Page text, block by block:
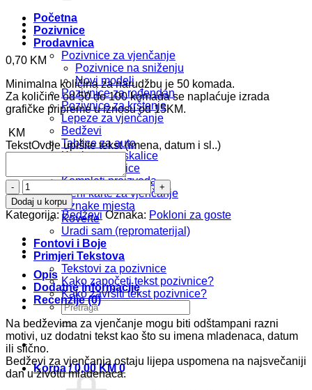
Početna
Pozivnice
Prodavnica
Pozivnice za vjenčanje
Pozivnice na sniženju
Novi modeli
Pozivnice za rođendan
Pozivnice za krštenje
Lepeze za vjenčanje
Bedževi
Tablice za auto
Kartice za prskalice
Foto zahvalnice
Kompleti proizvoda
Meni karte za vjenčanje
Oznake mjesta
Koverte
Uradi sam (repromaterijal)
Fontovi i Boje
Primjeri Tekstova
Tekstovi za pozivnice
Kako započeti tekst pozivnice?
Kako završiti tekst pozivnice?
Pretraži:
Korpa /0,00KM 0
0,70 KM
Minimalna količina za narudžbu je 50 komada.
Za količine od 50 do 100 komada se naplaćuje izrada
grafičke pripreme u iznosu od 15KM.
KM
TekstOvdje upišite tekst (imena, datum i sl..)
Bedž
b145
količina
Dodaj u korpu
Kategorija:Bedževi Oznaka: Pokloni za goste
Opis
Dodatne informacije
Recenzije (0)
Na bedževima za vjenčanje mogu biti odštampani razni
motivi, uz dodatni tekst kao što su imena mladenaca, datum
ili slično.
Bedževi za vjenčanja ostaju lijepa uspomena na najsvečaniji
dan u životu mladenaca.